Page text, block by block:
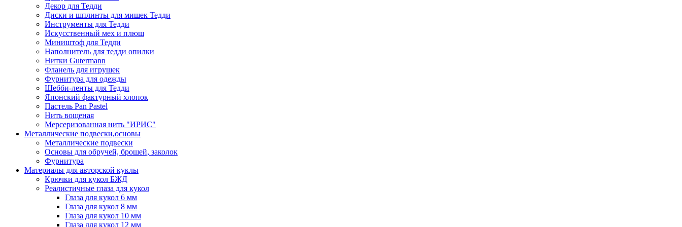
Декор для Тедди
Диски и шплинты для мишек Тедди
Инструменты для Тедди
Искусственный мех и плюш
Миништоф для Тедди
Наполнитель для тедди опилки
Нитки Gutermann
Фланель для игрушек
Фурнитура для одежды
Шебби-ленты для Тедди
Японский фактурный хлопок
Пастель Pan Pastel
Нить вощеная
Мерсеризованная нить "ИРИС"
Металлические подвески,основы
Металлические подвески
Основы для обручей, брошей, заколок
Фурнитура
Материалы для авторской куклы
Крючки для кукол БЖД
Реалистичные глаза для кукол
Глаза для кукол 6 мм
Глаза для кукол 8 мм
Глаза для кукол 10 мм
Глаза для кукол 12 мм